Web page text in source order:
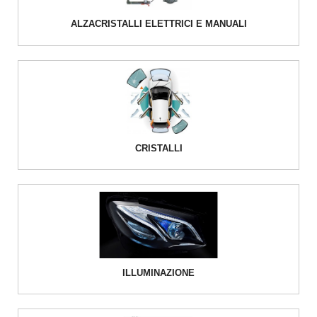
ALZACRISTALLI ELETTRICI E MANUALI
CRISTALLI
ILLUMINAZIONE